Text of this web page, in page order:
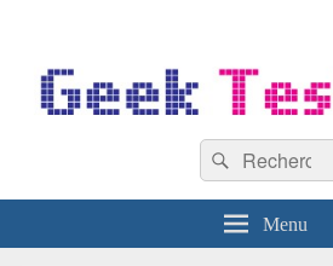
Recherche :
Rechercher
Menu